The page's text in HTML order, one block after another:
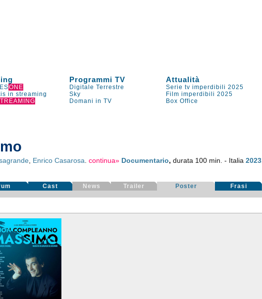
Programmi TV Attualità
ONE Digitale Terrestre Serie tv imperdibili 2025
in streaming Sky Film imperdibili 2025
Domani in TV Box Office
Enrico Casarosa .continua» Documentario,durata 100 min. - Italia2023
Cast News Trailer Poster Frasi